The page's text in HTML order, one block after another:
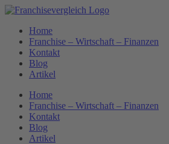
Zum
springenHome
Franchise – Wirtschaft – Finanzen
Kontakt
Blog
Artikel
Home
Franchise – Wirtschaft – Finanzen
Kontakt
Blog
Artikel